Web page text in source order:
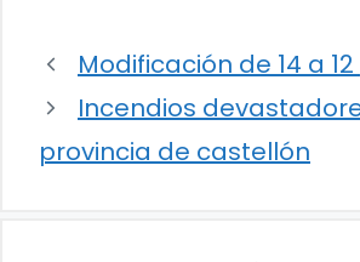
Modificación de 14 a
Incendios
provincia de castellón